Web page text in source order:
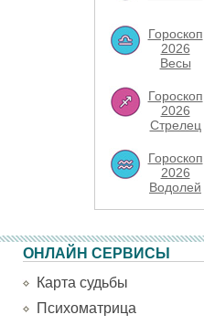
Гороскоп
2026
Весы
Гороскоп
2026
Стрелец
Гороскоп
2026
Водолей
ОНЛАЙН СЕРВИСЫ
Карта судьбы
Психоматрица